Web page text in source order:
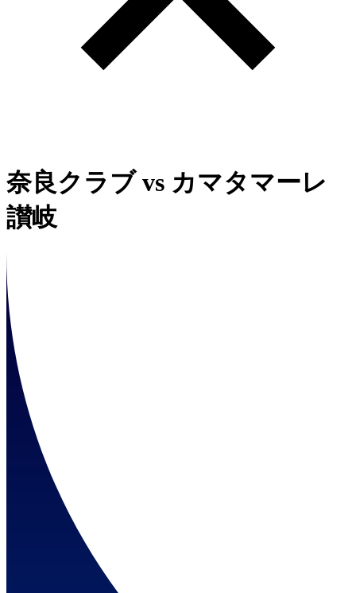
奈良クラブvs カマタマーレ
讃岐